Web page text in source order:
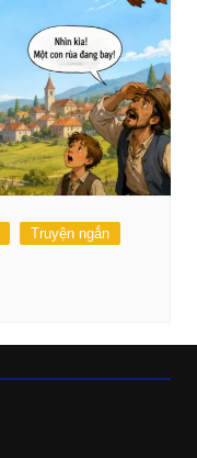
Truyện ngắn